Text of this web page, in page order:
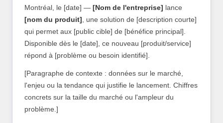
Montréal, le [date] — [Nom de l'entreprise] lance
[nom du produit] , une solution de [description courte]
qui permet aux [public cible] de [bénéfice principal].
Disponible dès le [date], ce nouveau [produit/service]
répond à [problème ou besoin identifié].
[Paragraphe de contexte : données sur le marché,
l'enjeu ou la tendance qui justifie le lancement. Chiffres
concrets sur la taille du marché ou l'ampleur du
problème.]